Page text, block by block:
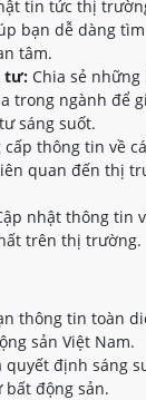
tin tức thị
bạn dễ dàng
tâm.
tư: Chia sẻ
trong ngành để
sáng suốt.
cấp thông tin về
quan đến thị
nhật thông tin
trên thị trường.
thông tin toàn
sản Việt Nam.
định sáng
bất động sản.